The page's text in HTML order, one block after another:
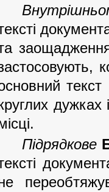
дужках
Підрядкове